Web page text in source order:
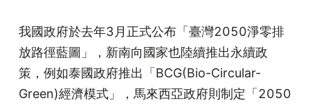
我國政府於去年3月正式公布「臺灣2050淨零排
放路徑藍圖」，新南向國家也陸續推出永續政
策，例如泰國政府推出「BCG(Bio-Circular-
Green)經濟模式」，馬來西亞政府則制定「2050